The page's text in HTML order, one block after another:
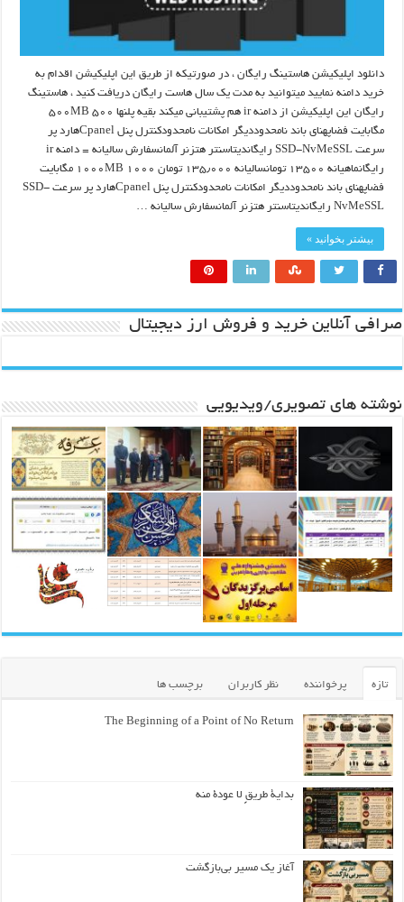
دانلود اپلیکیشن هاستینگ رایگان ، در صورتیکه از طریق این اپلیکیشن اقدام به
خرید دامنه نمایید میتوانید به مدت یک سال هاست رایگان دریافت کنید ، هاستینگ
رایگان این اپلیکیشن از دامنه ir هم پشتیبانی میکند بقیه پلنها ۵۰۰MB ۵۰۰
مگابايت فضاپهناي باند نامحدودديگر امكانات نامحدودكنترل پنل Cpanelهارد پر
سرعت SSD-NvMeSSL رايگانديتاسنتر هتزنر آلمانسفارش سالیانه = دامنه ir
رایگانماهيانه ۱۳۵۰۰ تومانساليانه ۱۳۵٫۰۰۰ تومان ۱۰۰۰MB ۱۰۰۰ مگابايت
فضاپهناي باند نامحدودديگر امكانات نامحدودكنترل پنل Cpanelهارد پر سرعت SSD-
NvMeSSL رايگانديتاسنتر هتزنر آلمانسفارش سالیانه …
بیشتر بخوانید »
صرافی آنلاین خرید و فروش ارز دیجیتال
نوشته های تصویری/ویدیویی
تازه پرخواننده نظر کاربران برچسب ها
The Beginning of a Point of No Return
بداية طريقٍ لا عودة منه
آغاز یک مسیر بی‌بازگشت